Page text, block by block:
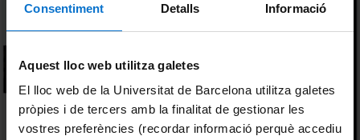
Consentiment Detalls Informació
Aquest lloc web utilitza galetes
El lloc web de la Universitat de Barcelona utilitza galetes
pròpies i de tercers amb la finalitat de gestionar les
vostres preferències (recordar informació perquè accediu